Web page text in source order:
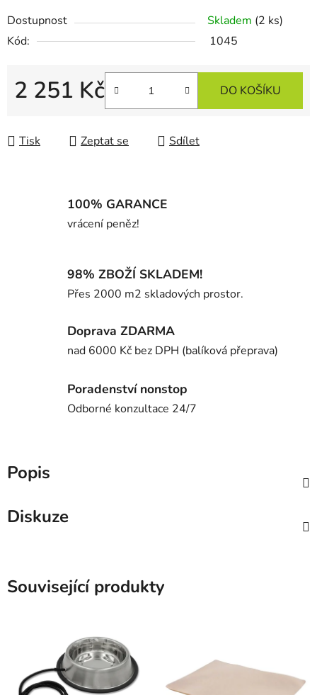
Dostupnost Skladem (2 ks)
Kód:
1045
2 251 Kč DO KOŠÍKU
Tisk Zeptat se Sdílet
100% GARANCE
vrácení peněz!
98% ZBOŽÍ SKLADEM!
Přes 2000 m2 skladových prostor.
Doprava ZDARMA
nad 6000 Kč bez DPH (balíková přeprava)
Poradenství nonstop
Odborné konzultace 24/7
Popis
Diskuze
Související produkty